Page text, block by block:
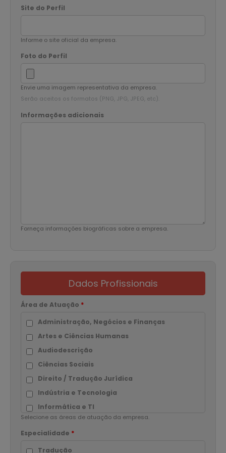
Site do Perfil
Informe o site oficial da empresa.
Foto do Perfil
Envie uma imagem representativa da empresa.
Serão aceitos os formatos (PNG, JPG, JPEG, etc).
Informações adicionais
Forneça informações biográficas sobre a empresa.
Dados Profissionais
Área de Atuação *
Administração, Negócios e Finanças
Artes e Ciências Humanas
Audiodescrição
Ciências Sociais
Direito / Tradução Jurídica
Indústria e Tecnologia
Informática e TI
Interpretação Simultânea
Interpretação Consecutiva
Interpretação Comunitária
Selecione as áreas de atuação da empresa.
Especialidade *
Tradução